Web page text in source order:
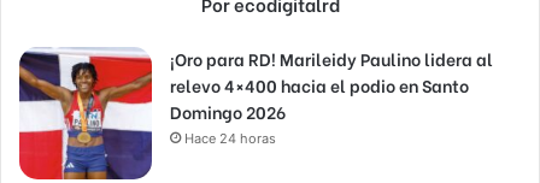
¡Oro para RD! Marileidy Paulino lidera al
relevo 4×400 hacia el podio en Santo
Domingo 2026
Hace 24 horas